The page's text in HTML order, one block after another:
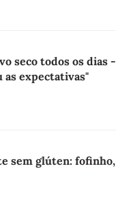
seco todos os dias -
expectativas"
sem glúten: fofinho,